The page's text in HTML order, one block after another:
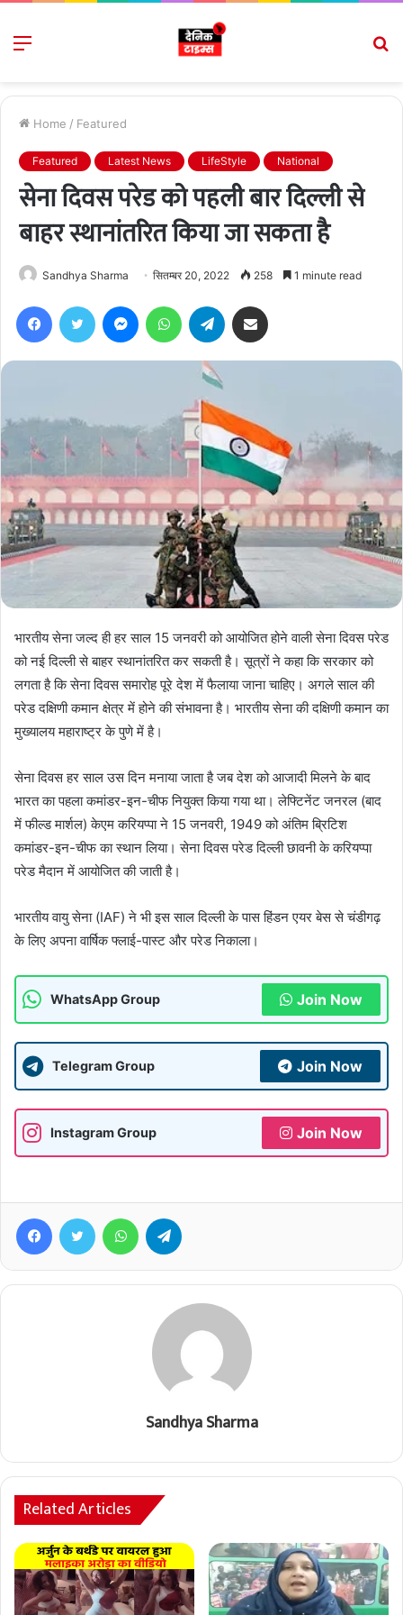
Menu
Home / Featured
Featured Latest News LifeStyle National
सेना दिवस परेड को पहली बार दिल्ली से
बाहर स्थानांतरित किया जा सकता है
Sandhya Sharma सितम्बर 20, 2022 258 1 minute read
FacebookTwitter MessengerWhatsAppTelegram
भारतीय सेना जल्द ही हर साल 15 जनवरी को आयोजित होने वाली सेना दिवस परेड
को नई दिल्ली से बाहर स्थानांतरित कर सकती है। सूत्रों ने कहा कि सरकार को
लगता है कि सेना दिवस समारोह पूरे देश में फैलाया जाना चाहिए। अगले साल की
परेड दक्षिणी कमान क्षेत्र में होने की संभावना है। भारतीय सेना की दक्षिणी कमान का
मुख्यालय महाराष्ट्र के पुणे में है।
सेना दिवस हर साल उस दिन मनाया जाता है जब देश को आजादी मिलने के बाद
भारत का पहला कमांडर-इन-चीफ नियुक्त किया गया था। लेफ्टिनेंट जनरल (बाद
में फील्ड मार्शल) केएम करियप्पा ने 15 जनवरी, 1949 को अंतिम ब्रिटिश
कमांडर-इन-चीफ का स्थान लिया। सेना दिवस परेड दिल्ली छावनी के करियप्पा
परेड मैदान में आयोजित की जाती है।
भारतीय वायु सेना (IAF) ने भी इस साल दिल्ली के पास हिंडन एयर बेस से चंडीगढ़
के लिए अपना वार्षिक फ्लाई-पास्ट और परेड निकाला।
WhatsApp Group Join Now
Telegram Group Join Now
Instagram Group Join Now
FacebookTwitter WhatsApp
Sandhya Sharma
Related Articles